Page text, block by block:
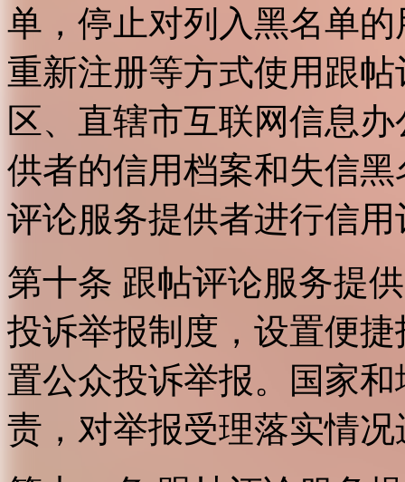
单，停止对列入黑名单
重新注册等方式使用跟
区、直辖市互联网信息
供者的信用档案和失信
评论服务提供者进行信用
第十条 跟帖评论服务提
投诉举报制度，设置便
置公众投诉举报。国家
责，对举报受理落实情